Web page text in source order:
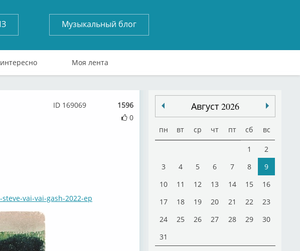
Музыкальный блог
Моя лента
1596
0
ID 169069
vai-vai-gash-2022-ep
Август 2026
пн вт ср чт пт сб вс
1
2
3
4 5 6 7 8
9
10
11 12 13 14 15
16
17
18 19 20 21 22
23
24
25 26 27 28 29
30
31